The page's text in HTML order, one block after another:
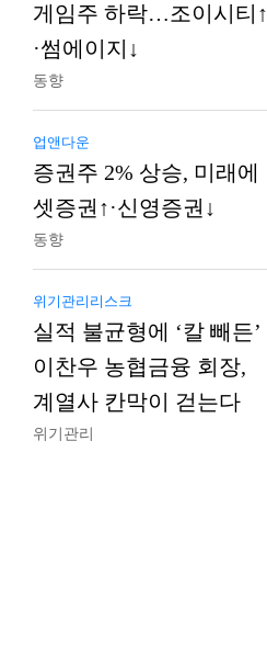
게임주 하락…조이시티↑
·썸에이지↓
동향
업앤다운
증권주 2% 상승, 미래에
셋증권↑·신영증권↓
동향
위기관리리스크
실적 불균형에 ‘칼 빼든’
이찬우 농협금융 회장,
계열사 칸막이 걷는다
위기관리